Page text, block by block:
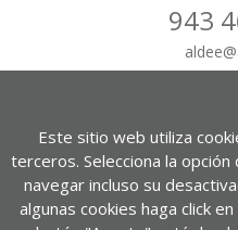
943
aldee@
Este sitio web utiliza
terceros. Selecciona la
navegar incluso su
algunas cookies haga click